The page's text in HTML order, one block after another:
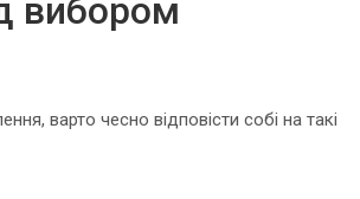
вибором
варто чесно відповісти собі на такі